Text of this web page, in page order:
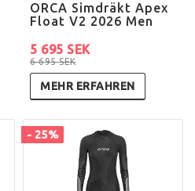
ORCA Simdräkt Apex
Float V2 2026 Men
6 695 SEK
5 695 SEK
MEHR ERFAHREN
- 25%